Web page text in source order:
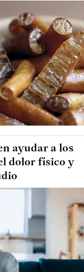
ayudar a los
dolor físico y